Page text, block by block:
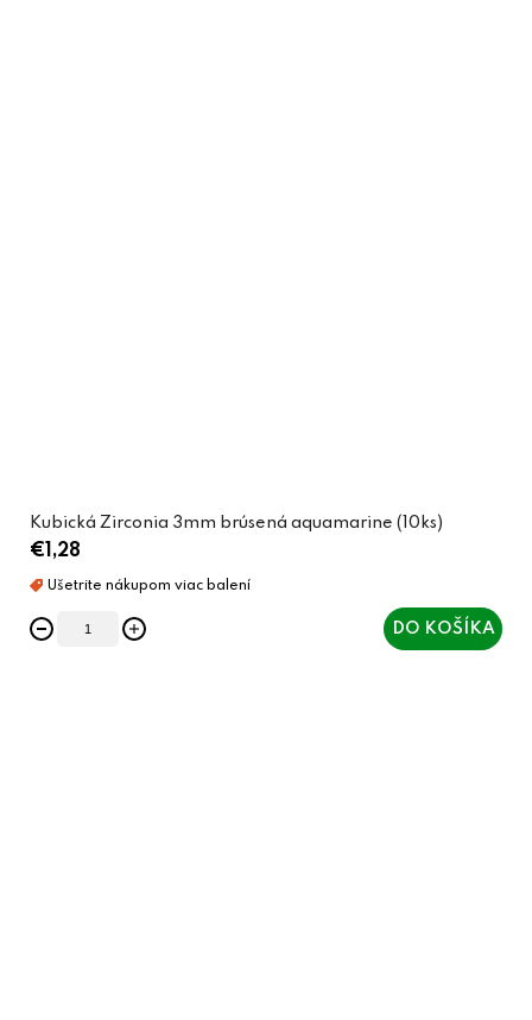
Kubická Zirconia 3mm brúsená aquamarine (10ks)
€1,28
DO KOŠÍKA